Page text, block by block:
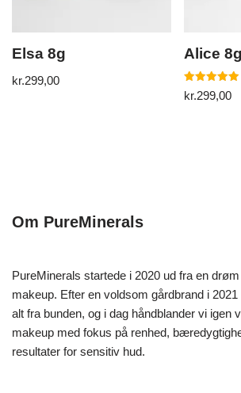
Elsa 8g
kr.299,00
Alice 8g
5
ud af 5
kr.299,00
Om PureMinerals
PureMinerals startede i 2020 ud fra en
makeup. Efter en voldsom gårdbrand i
alt fra bunden, og i dag håndblander vi igen
makeup med fokus på renhed,
resultater for sensitiv hud.